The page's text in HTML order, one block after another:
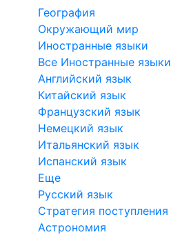
География
Окружающий мир
Иностранные языки
Все Иностранные языки
Английский язык
Китайский язык
Французский язык
Немецкий язык
Итальянский язык
Испанский язык
Еще
Русский язык
Стратегия поступления
Астрономия